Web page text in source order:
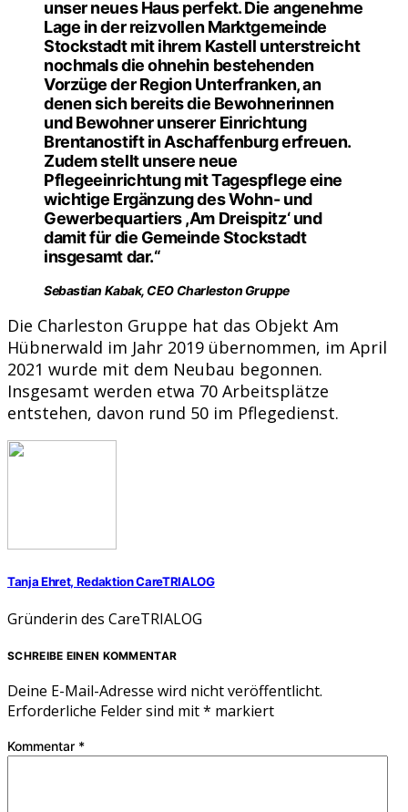
unser neues Haus perfekt. Die angenehme
Lage in der reizvollen Marktgemeinde
Stockstadt mit ihrem Kastell unterstreicht
nochmals die ohnehin bestehenden
Vorzüge der Region Unterfranken, an
denen sich bereits die Bewohnerinnen
und Bewohner unserer Einrichtung
Brentanostift in Aschaffenburg erfreuen.
Zudem stellt unsere neue
Pflegeeinrichtung mit Tagespflege eine
wichtige Ergänzung des Wohn- und
Gewerbequartiers ,Am Dreispitz‘ und
damit für die Gemeinde Stockstadt
insgesamt dar.“
Sebastian Kabak, CEO Charleston Gruppe
Die Charleston Gruppe hat das Objekt Am
Hübnerwald im Jahr 2019 übernommen, im April
2021 wurde mit dem Neubau begonnen.
Insgesamt werden etwa 70 Arbeitsplätze
entstehen, davon rund 50 im Pflegedienst.
Tanja Ehret, Redaktion CareTRIALOG
Gründerin des CareTRIALOG
SCHREIBE EINEN KOMMENTAR
Deine E-Mail-Adresse wird nicht veröffentlicht.
Erforderliche Felder sind mit* markiert
Kommentar *